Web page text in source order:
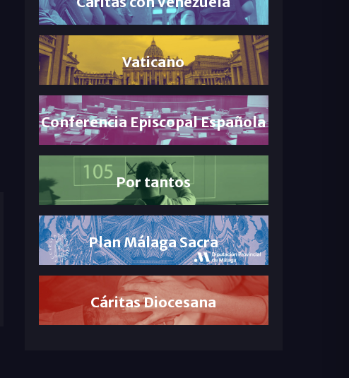
Vaticano
Conferencia Episcopal Española
Por tantos
Plan Málaga Sacra
Cáritas Diocesana